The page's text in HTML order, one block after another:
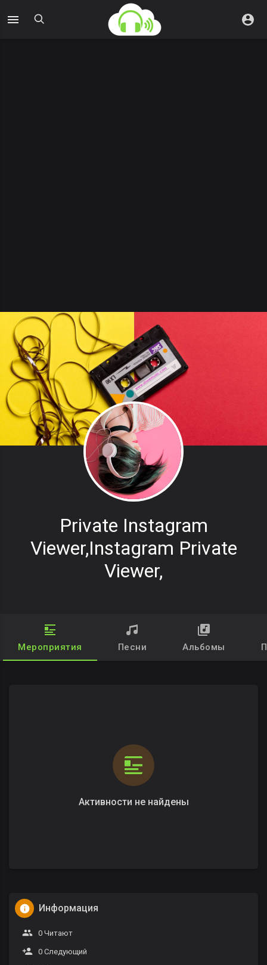
Private Instagram
Viewer,instagram Private
Viewer,
Мероприятия Песни Альбомы
Активности не найдены
Информация
0 Читают
0 Следующий